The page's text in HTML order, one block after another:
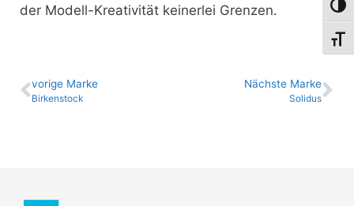
der Modell-Kreativität keinerlei Grenzen.
vo­ri­ge Marke
Birkenstock
Nächste Marke
Solidus